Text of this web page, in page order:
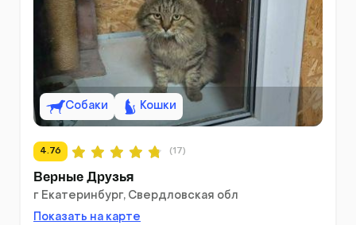
Собаки Кошки
4.76 (17)
Верные Друзья
г Екатеринбург, Свердловская обл
Показать на карте